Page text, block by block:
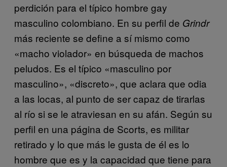
perdición para el típico hombre gay
masculino colombiano. En su perfil de Grindr
más reciente se define a sí mismo como
«macho violador» en búsqueda de machos
peludos. Es el típico «masculino por
masculino», «discreto», que aclara que odia
a las locas, al punto de ser capaz de tirarlas
al río si se le atraviesan en su afán. Según su
perfil en una página de Scorts, es militar
retirado y lo que más le gusta de él es lo
hombre que es y la capacidad que tiene para